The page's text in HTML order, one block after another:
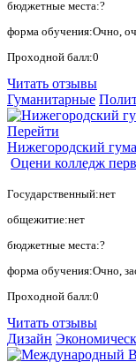
бюджетные места:?
форма обучения:Очно,
Проходной балл:0
Читать отзывы
Гуманитарные
Перейти
Нижегородский
Оцени колледж
Государственный:нет
общежитие:нет
бюджетные места:?
форма обучения:Очно,
Проходной балл:0
Читать отзывы
Дизайн